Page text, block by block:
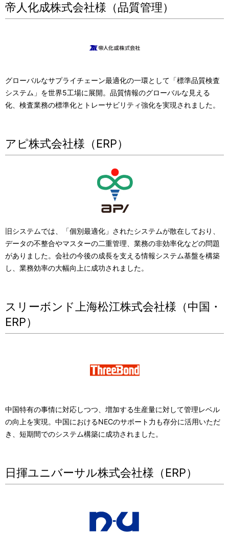
帝人化成株式会社様（品質管理）
グローバルなサプライチェーン最適化の一環として「標準品質検査
システム」を世界5工場に展開。品質情報のグローバルな見える
化、検査業務の標準化とトレーサビリティ強化を実現されました。
アピ株式会社様（ERP）
旧システムでは、「個別最適化」されたシステムが散在しており、
データの不整合やマスターの二重管理、業務の非効率化などの問題
がありました。会社の今後の成長を支える情報システム基盤を構築
し、業務効率の大幅向上に成功されました。
スリーボンド上海松江株式会社様（中国・
ERP）
中国特有の事情に対応しつつ、増加する生産量に対して管理レベル
の向上を実現。中国におけるNECのサポート力も存分に活用いただ
き、短期間でのシステム構築に成功されました。
日揮ユニバーサル株式会社様（ERP）